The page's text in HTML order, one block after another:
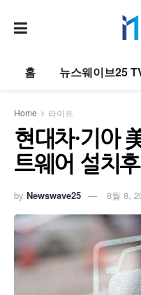
홈 뉴스웨이브25
Home 라이프
현대차·기아
트웨어 설치
by Newswave25 8월 8,